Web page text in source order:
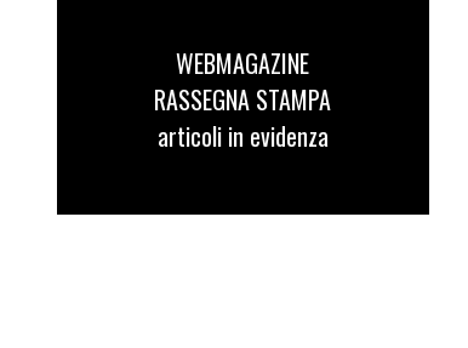
WEBMAGAZINE
RASSEGNA STAMPA
articoli in evidenza